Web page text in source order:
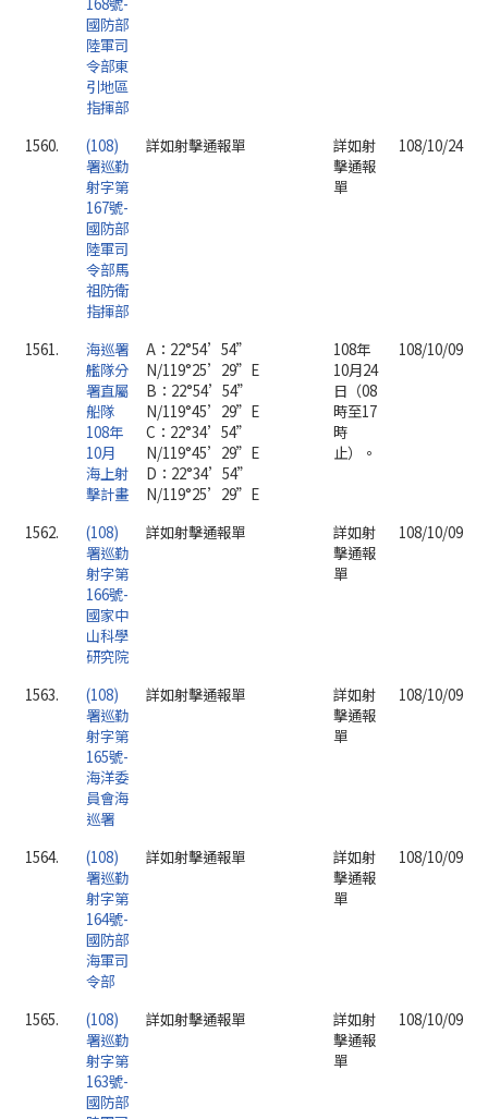
國防部
陸軍司
令部東
引地區
指揮部
1560.
(108)
署巡勤
射字第
167號-
國防部
陸軍司
令部馬
祖防衛
指揮部
詳如射擊通報單
詳如射
擊通報
單
108/10/24
1561.
海巡署
艦隊分
署直屬
船隊
108年
10月
海上射
擊計畫
A：22°54’54”
N/119°25’29”E
B：22°54’54”
N/119°45’29”E
C：22°34’54”
N/119°45’29”E
D：22°34’54”
N/119°25’29”E
108年
10月24
日（08
時至17
時
止）。
108/10/09
1562.
(108)
署巡勤
射字第
166號-
國家中
山科學
研究院
詳如射擊通報單
詳如射
擊通報
單
108/10/09
1563.
(108)
署巡勤
射字第
165號-
海洋委
員會海
巡署
詳如射擊通報單
詳如射
擊通報
單
108/10/09
1564.
(108)
署巡勤
射字第
164號-
國防部
海軍司
令部
詳如射擊通報單
詳如射
擊通報
單
108/10/09
1565.
(108)
署巡勤
射字第
163號-
國防部
詳如射擊通報單
詳如射
擊通報
單
108/10/09